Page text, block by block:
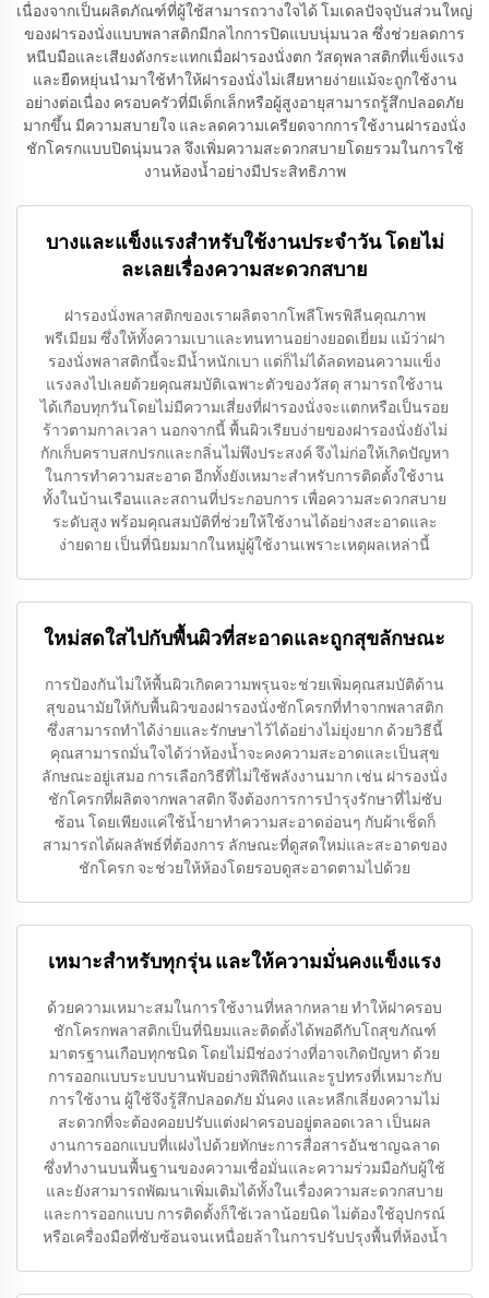
เนื่องจากเป็นผลิตภัณฑ์ที่ผู้ใช้สามารถวางใจได้ โมเดลปัจจุบันส่วนใหญ่
ของฝารองนั่งแบบพลาสติกมีกลไกการปิดแบบนุ่มนวล ซึ่งช่วยลดการ
หนีบมือและเสียงดังกระแทกเมื่อฝารองนั่งตก วัสดุพลาสติกที่แข็งแรง
และยืดหยุ่นนำมาใช้ทำให้ฝารองนั่งไม่เสียหายง่ายแม้จะถูกใช้งาน
อย่างต่อเนื่อง ครอบครัวที่มีเด็กเล็กหรือผู้สูงอายุสามารถรู้สึกปลอดภัย
มากขึ้น มีความสบายใจ และลดความเครียดจากการใช้งานฝารองนั่ง
ชักโครกแบบปิดนุ่มนวล จึงเพิ่มความสะดวกสบายโดยรวมในการใช้
งานห้องน้ำอย่างมีประสิทธิภาพ
บางและแข็งแรงสำหรับใช้งานประจำวัน โดยไม่
ละเลยเรื่องความสะดวกสบาย
ฝารองนั่งพลาสติกของเราผลิตจากโพลีโพรพิลีนคุณภาพ
พรีเมียม ซึ่งให้ทั้งความเบาและทนทานอย่างยอดเยี่ยม แม้ว่าฝา
รองนั่งพลาสติกนี้จะมีน้ำหนักเบา แต่ก็ไม่ได้ลดทอนความแข็ง
แรงลงไปเลยด้วยคุณสมบัติเฉพาะตัวของวัสดุ สามารถใช้งาน
ได้เกือบทุกวันโดยไม่มีความเสี่ยงที่ฝารองนั่งจะแตกหรือเป็นรอย
ร้าวตามกาลเวลา นอกจากนี้ พื้นผิวเรียบง่ายของฝารองนั่งยังไม่
กักเก็บคราบสกปรกและกลิ่นไม่พึงประสงค์ จึงไม่ก่อให้เกิดปัญหา
ในการทำความสะอาด อีกทั้งยังเหมาะสำหรับการติดตั้งใช้งาน
ทั้งในบ้านเรือนและสถานที่ประกอบการ เพื่อความสะดวกสบาย
ระดับสูง พร้อมคุณสมบัติที่ช่วยให้ใช้งานได้อย่างสะอาดและ
ง่ายดาย เป็นที่นิยมมากในหมู่ผู้ใช้งานเพราะเหตุผลเหล่านี้
ใหม่สดใสไปกับพื้นผิวที่สะอาดและถูกสุขลักษณะ
การป้องกันไม่ให้พื้นผิวเกิดความพรุนจะช่วยเพิ่มคุณสมบัติด้าน
สุขอนามัยให้กับพื้นผิวของฝารองนั่งชักโครกที่ทำจากพลาสติก
ซึ่งสามารถทำได้ง่ายและรักษษาไว้ได้อย่างไม่ยุ่งยาก ด้วยวิธีนี้
คุณสามารถมั่นใจได้ว่าห้องน้ำจะคงความสะอาดและเป็นสุข
ลักษณะอยู่เสมอ การเลือกวิธีที่ไม่ใช้พลังงานมาก เช่น ฝารองนั่ง
ชักโครกที่ผลิตจากพลาสติก จึงต้องการการบำรุงรักษาที่ไม่ซับ
ซ้อน โดยเพียงแค่ใช้น้ำยาทำความสะอาดอ่อนๆ กับผ้าเช็ดก็
สามารถได้ผลลัพธ์ที่ต้องการ ลักษณะที่ดูสดใหม่และสะอาดของ
ชักโครก จะช่วยให้ห้องโดยรอบดูสะอาดตามไปด้วย
เหมาะสำหรับทุกรุ่น และให้ความมั่นคงแข็งแรง
ด้วยความเหมาะสมในการใช้งานที่หลากหลาย ทำให้ฝาครอบ
ชักโครกพลาสติกเป็นที่นิยมและติดตั้งได้พอดีกับโถสุขภัณฑ์
มาตรฐานเกือบทุกชนิด โดยไม่มีช่องว่างที่อาจเกิดปัญหา ด้วย
การออกแบบระบบบานพับอย่างพิถีพิถันและรูปทรงที่เหมาะกับ
การใช้งาน ผู้ใช้จึงรู้สึกปลอดภัย มั่นคง และหลีกเลี่ยงความไม่
สะดวกที่จะต้องคอยปรับแต่งฝาครอบอยู่ตลอดเวลา เป็นผล
งานการออกแบบที่แฝงไปด้วยทักษะการสื่อสารอันชาญฉลาด
ซึ่งทำงานบนพื้นฐานของความเชื่อมั่นและความร่วมมือกับผู้ใช้
และยังสามารถพัฒนาเพิ่มเติมได้ทั้งในเรื่องความสะดวกสบาย
และการออกแบบ การติดตั้งก็ใช้เวลาน้อยนิด ไม่ต้องใช้อุปกรณ์
หรือเครื่องมือที่ซับซ้อนจนเหนื่อยล้าในการปรับปรุงพื้นที่ห้องน้ำ